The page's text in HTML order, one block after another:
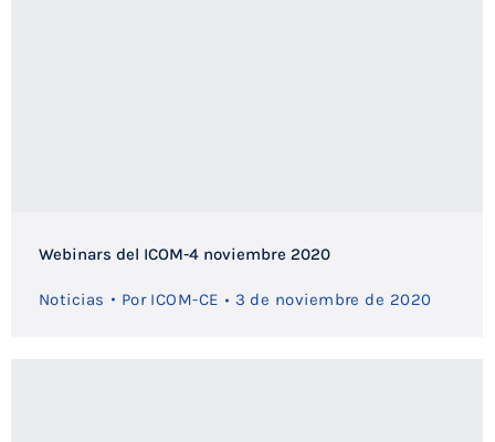
Webinars del ICOM-4 noviembre 2020
Noticias Por ICOM-CE 3 de noviembre de 2020